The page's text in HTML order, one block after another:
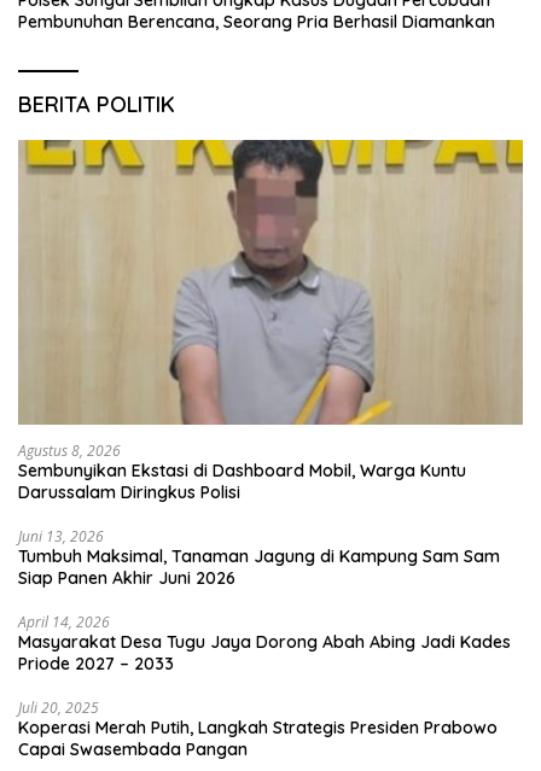
Pembunuhan Berencana, Seorang Pria Berhasil Diamankan
BERITA POLITIK
Agustus 8, 2026
Sembunyikan Ekstasi di Dashboard Mobil, Warga Kuntu
Darussalam Diringkus Polisi
Juni 13, 2026
Tumbuh Maksimal, Tanaman Jagung di Kampung Sam Sam
Siap Panen Akhir Juni 2026
April 14, 2026
Masyarakat Desa Tugu Jaya Dorong Abah Abing Jadi Kades
Priode 2027 – 2033
Juli 20, 2025
Koperasi Merah Putih, Langkah Strategis Presiden Prabowo
Capai Swasembada Pangan